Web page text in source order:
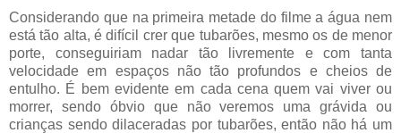
Considerando que na primeira metade do filme a água nem
está tão alta, é difícil crer que tubarões, mesmo os de menor
porte, conseguiriam nadar tão livremente e com tanta
velocidade em espaços não tão profundos e cheios de
entulho. É bem evidente em cada cena quem vai viver ou
morrer, sendo óbvio que não veremos uma grávida ou
crianças sendo dilaceradas por tubarões, então não há um